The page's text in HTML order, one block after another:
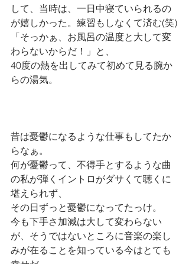
して、当時は、一日中寝ていられるの
が嬉しかった。練習もしなくて済む(笑)
「そっかぁ、お風呂の温度と大して変
わらないからだ！」と、
40度の熱を出してみて初めて見る腕か
らの湯気。
昔は憂鬱になるような仕事もしてたか
らなぁ。
何が憂鬱って、不得手とするような曲
の私が弾くイントロがダサくて聴くに
堪えられず、
その日ずっと憂鬱になってたっけ。
今も下手さ加減は大して変わらない
が、そうではないところに音楽の楽し
みが在ることを知っている今はとても